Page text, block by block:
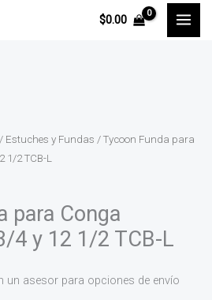
$0.00
/ Estuches y Fundas / Tycoon Funda para
1/2 TCB-L
para Conga
4 y 12 1/2 TCB-L
un asesor para opciones de envío